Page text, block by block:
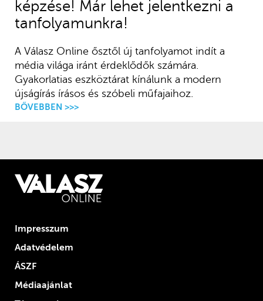
képzése! Már lehet jelentkezni a
tanfolyamunkra!
A Válasz Online ősztől új tanfolyamot indít a
média világa iránt érdeklődők számára.
Gyakorlatias eszköztárat kínálunk a modern
újságírás írásos és szóbeli műfajaihoz.
BŐVEBBEN >>>
Impresszum
Adatvédelem
ÁSZF
Médiaajánlat